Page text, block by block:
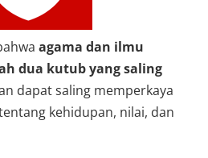
agama dan ilmu
dua kutub yang saling
dapat saling memperkaya
kehidupan, nilai, dan